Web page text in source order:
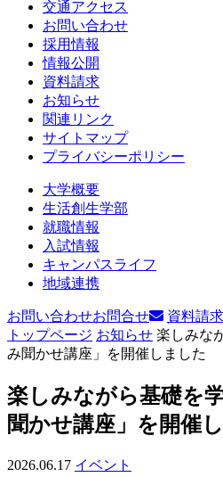
交通アクセス
お問い合わせ
採用情報
情報公開
資料請求
お知らせ
関連リンク
サイトマップ
プライバシーポリシー
大学概要
生活創生学部
就職情報
入試情報
キャンパスライフ
地域連携
お問い合わせお問合せ
資料請求
トップページ お知らせ 楽しみな
み聞かせ講座」を開催しました
楽しみながら基礎を
聞かせ講座」を開催
2026.06.17 イベント